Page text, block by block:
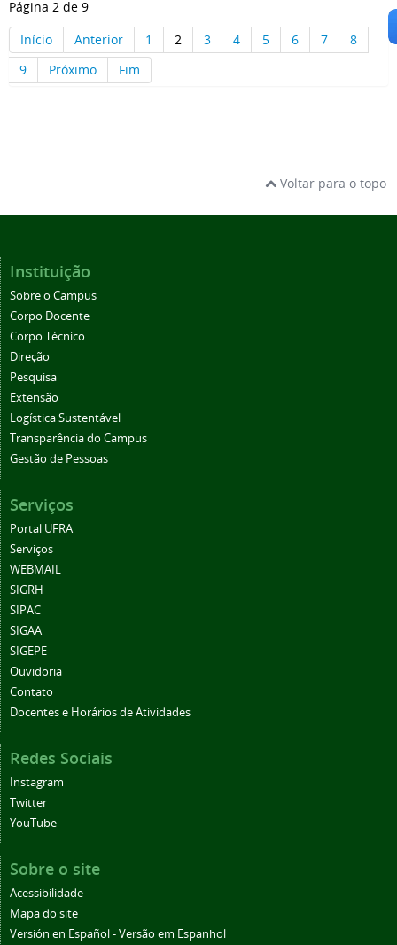
Página 2 de 9
Início
Anterior 1 2 3 4 5 6 7
8
9
Próximo Fim
Voltar para o topo
Instituição
Sobre o Campus
Corpo Docente
Corpo Técnico
Direção
Pesquisa
Extensão
Logística Sustentável
Transparência do Campus
Gestão de Pessoas
Serviços
Portal UFRA
Serviços
WEBMAIL
SIGRH
SIPAC
SIGAA
SIGEPE
Ouvidoria
Contato
Docentes e Horários de Atividades
Redes Sociais
Instagram
Twitter
YouTube
Sobre o site
Acessibilidade
Mapa do site
Versión en Español - Versão em Espanhol